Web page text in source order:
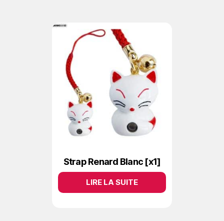
Strap Renard Blanc [x1]
LIRE LA SUITE